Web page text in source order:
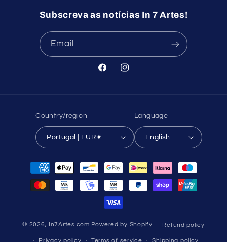
Subscreva as notícias In 7 Artes!
Email
FacebookInstagram
Country/region
Portugal | EUR €
Language
English
Payment
methods
© 2026, In7Artes.com Powered by Shopify Refund policy
Privacy policy Terms of service Shipping policy